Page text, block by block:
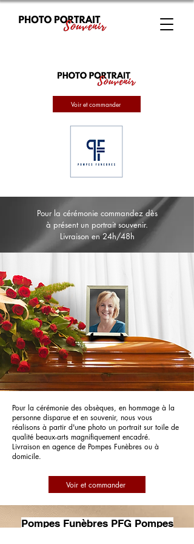
Voir et commander
Pour la cérémonie commandez dès
à présent un portrait souvenir.
Livraison en 24h/48h
Pour la cérémonie des obsèques, en hommage à la
personne disparue et en souvenir, nous vous
réalisons à partir d'une photo un portrait sur toile de
qualité beaux-arts magnifiquement encadré.
Livraison en agence de Pompes Funèbres ou à
domicile.
Voir et commander
Pompes Funèbres PFG Pompes